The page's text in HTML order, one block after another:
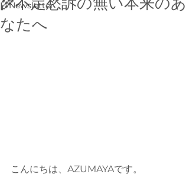
Newsletter
なたへ
こんにちは、AZUMAYAです。